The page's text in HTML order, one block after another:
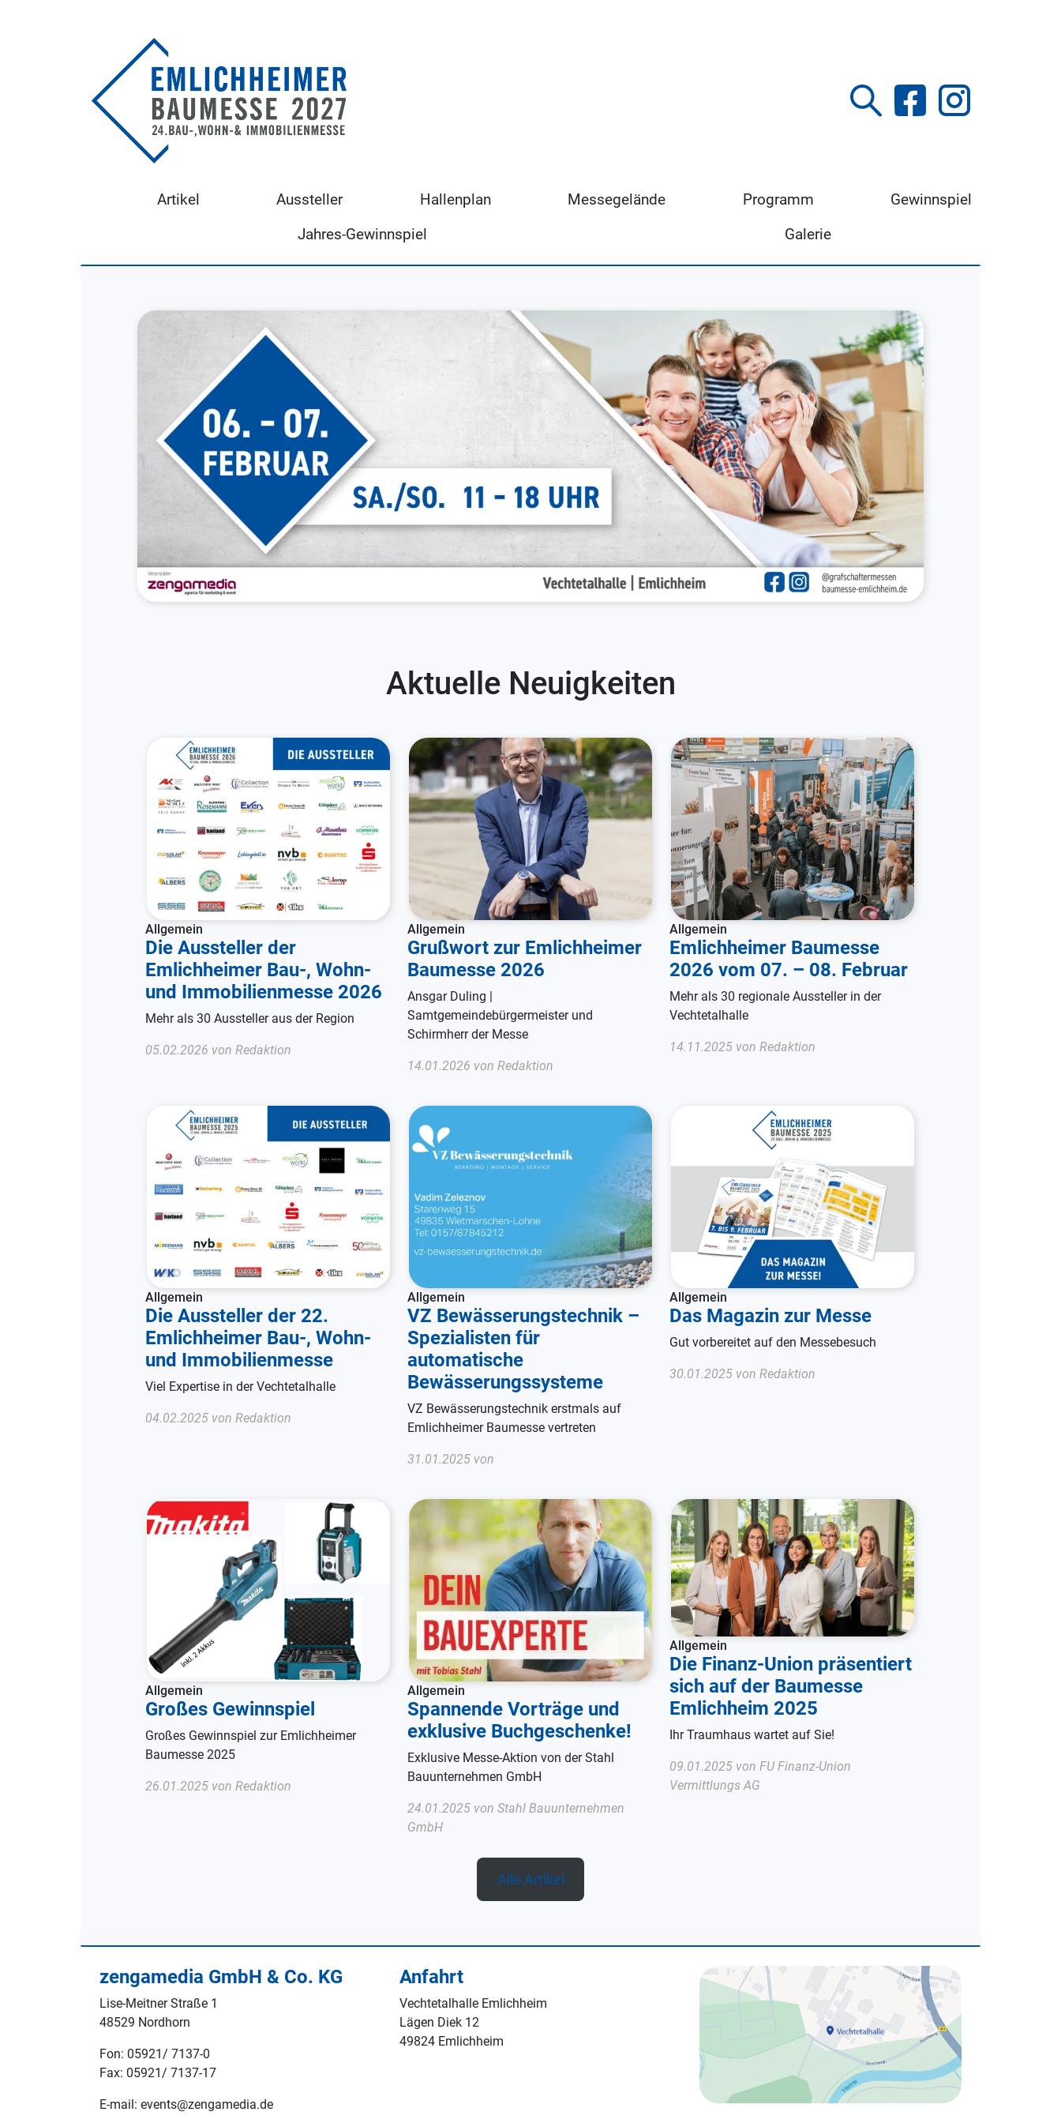
Artikel Aussteller Hallenplan Messegelände Programm
Gewinnspiel
Jahres-Gewinnspiel
Galerie
Aktuelle Neuigkeiten
Allgemein
Die Aussteller der
Emlichheimer Bau-, Wohn-
und Immobilienmesse 2026
Mehr als 30 Aussteller aus der Region
05.02.2026 von Redaktion
Allgemein
Grußwort zur Emlichheimer
Baumesse 2026
Ansgar Duling |
Samtgemeindebürgermeister und
Schirmherr der Messe
14.01.2026 von Redaktion
Allgemein
Emlichheimer Baumesse
2026 vom 07. – 08. Februar
Mehr als 30 regionale Aussteller in der
Vechtetalhalle
14.11.2025 von Redaktion
Allgemein
Die Aussteller der 22.
Emlichheimer Bau-, Wohn-
und Immobilienmesse
Viel Expertise in der Vechtetalhalle
04.02.2025 von Redaktion
Allgemein
VZ Bewässerungstechnik –
Spezialisten für
automatische
Bewässerungssysteme
VZ Bewässerungstechnik erstmals auf
Emlichheimer Baumesse vertreten
31.01.2025 von
Allgemein
Das Magazin zur Messe
Gut vorbereitet auf den Messebesuch
30.01.2025 von Redaktion
Allgemein
Großes Gewinnspiel
Großes Gewinnspiel zur Emlichheimer
Baumesse 2025
26.01.2025 von Redaktion
Allgemein
Spannende Vorträge und
exklusive Buchgeschenke!
Exklusive Messe-Aktion von der Stahl
Bauunternehmen GmbH
24.01.2025 von Stahl Bauunternehmen
GmbH
Allgemein
Die Finanz-Union präsentiert
sich auf der Baumesse
Emlichheim 2025
Ihr Traumhaus wartet auf Sie!
09.01.2025 von FU Finanz-Union
Vermittlungs AG
Alle Artikel
zengamedia GmbH & Co. KG
Lise-Meitner Straße 1
48529 Nordhorn
Fon: 05921/ 7137-0
Fax: 05921/ 7137-17
E-mail: events@zengamedia.de
Anfahrt
Vechtetalhalle Emlichheim
Lägen Diek 12
49824 Emlichheim